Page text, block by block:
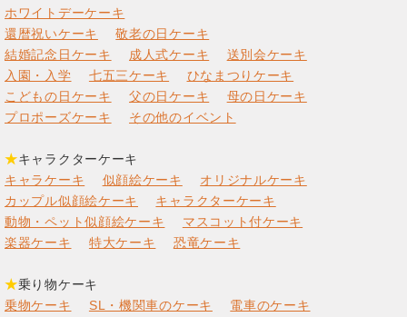
ホワイトデーケーキ
還暦祝いケーキ
敬老の日ケーキ
結婚記念日ケーキ
成人式ケーキ
送別会ケーキ
入園・入学
七五三ケーキ
ひなまつりケーキ
こどもの日ケーキ
父の日ケーキ
母の日ケーキ
プロポーズケーキ
その他のイベント
★キャラクターケーキ
キャラケーキ
似顔絵ケーキ
オリジナルケーキ
カップル似顔絵ケーキ
キャラクターケーキ
動物・ペット似顔絵ケーキ
マスコット付ケーキ
楽器ケーキ
特大ケーキ 恐竜ケーキ
★乗り物ケーキ
乗物ケーキ
SL・機関車のケーキ
電車のケーキ